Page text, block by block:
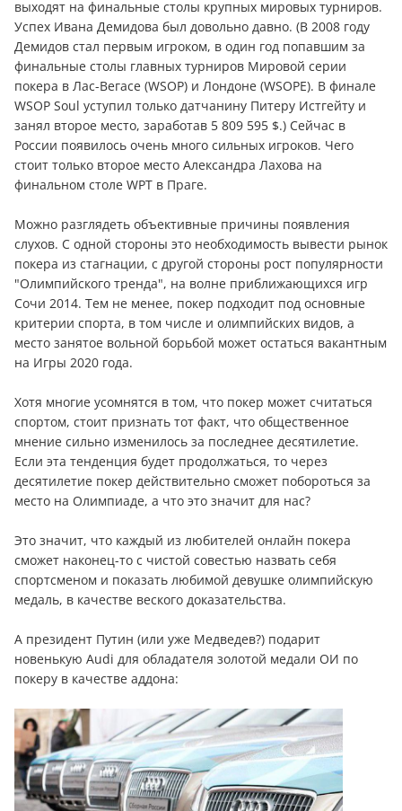
выходят на финальные столы крупных мировых турниров.
Успех Ивана Демидова был довольно давно. (В 2008 году
Демидов стал первым игроком, в один год попавшим за
финальные столы главных турниров Мировой серии
покера в Лас-Вегасе (WSOP) и Лондоне (WSOPE). В финале
WSOP Soul уступил только датчанину Питеру Истгейту и
занял второе место, заработав 5 809 595 $.) Сейчас в
России появилось очень много сильных игроков. Чего
стоит только второе место Александра Лахова на
финальном столе WPT в Праге.
Можно разглядеть объективные причины появления
слухов. С одной стороны это необходимость вывeсти рынок
покера из стагнации, с другой стороны рост популярности
"Олимпийского тренда", на волне приближающихся игр
Сочи 2014. Тем не менее, покер подходит под основные
критерии спорта, в том числе и олимпийских видов, а
место занятое вольной борьбой может остаться вакантным
на Игры 2020 года.
Хотя многие усомнятся в том, что покер может считаться
спортом, стоит признать тот факт, что общественное
мнение сильно изменилось за последнее десятилетие.
Если эта тенденция будет продолжаться, то через
десятилетие покер действительно сможет побороться за
место на Олимпиаде, а что это значит для нас?
Это значит, что каждый из любителей онлайн покера
сможет наконец-то с чистой совестью назвать себя
спортсменом и показать любимой девушке олимпийскую
медаль, в качестве веского доказательства.
А президент Путин (или уже Медведев?) подарит
новенькую Audi для обладателя золотой медали ОИ по
покеру в качестве аддона: